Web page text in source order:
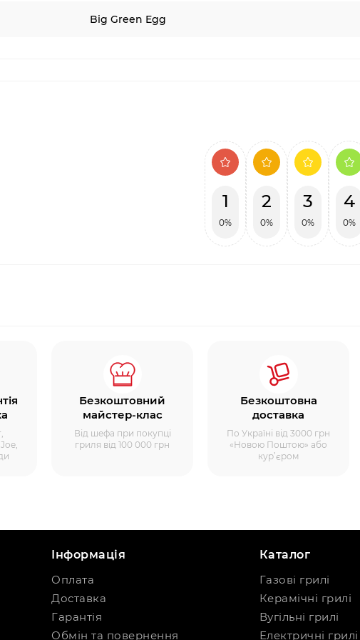
Big Green Egg
1
0%
2
0%
3
0%
4
0%
Безкоштовний
майстер-клас
Від шефа при покупці
гриля від 100 000 грн
Безкоштовна
доставка
По Україні від 3000 грн
«Новою Поштою» або
кур’єром
Інформація
Оплата
Доставка
Гарантія
Обмін та повернення
Каталог
Газові грилі
Керамічні грилі
Вугільні грилі
Електричні грилі